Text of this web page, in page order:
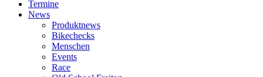
Termine
News
Produktnews
Bikechecks
Menschen
Events
Race